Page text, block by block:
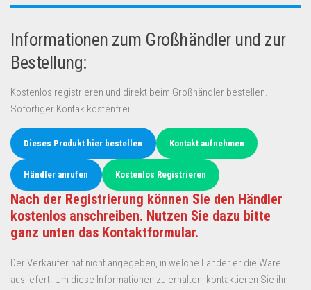
Informationen zum Großhändler und zur
Bestellung:
Kostenlos registrieren und direkt beim Großhändler bestellen.
Sofortiger Kontak kostenfrei.
Dieses Produkt hier bestellen Kontakt aufnehmen
Händler anrufen Kostenlos Registrieren
Nach der Registrierung können Sie den Händler
kostenlos anschreiben. Nutzen Sie dazu bitte
ganz unten das Kontaktformular.
Der Verkäufer hat nicht angegeben, in welche Länder er die Ware
ausliefert. Um diese Informationen zu erhalten, kontaktieren Sie ihn